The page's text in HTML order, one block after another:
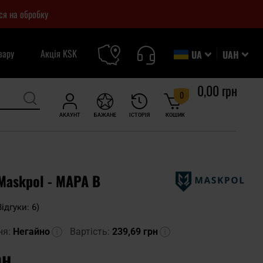
на обробку
UAH
UA
Акція KSK
АКАУНТ ІСТОРІЯ
БАЖАНЕ КОШИК
0 0,00 грн
- MAPA B
6)
Негайно Вартість: 239,69 грн